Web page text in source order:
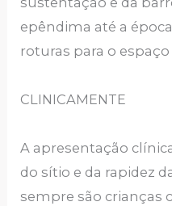
epêndima até a
roturas para o
CLINICAMENTE
A apresentação
do sítio e da rapidez
sempre são crianças